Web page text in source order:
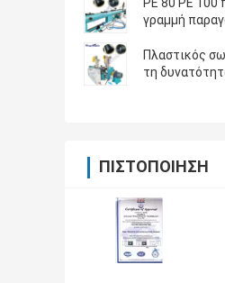
PE 80 PE 100
γραμμή
Πλαστικός
τη
ΠΙΣΤΟΠΟΊΗΣΗ